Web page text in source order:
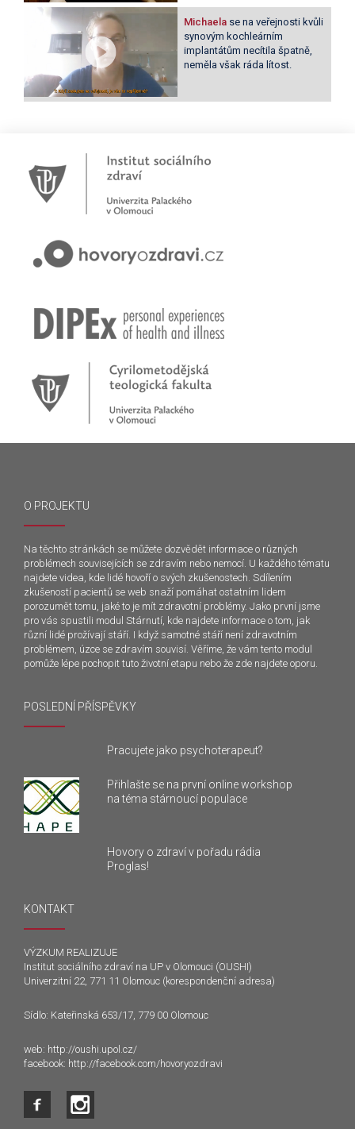
Michaelase na veřejnosti kvůli
synovým kochleárním
implantátům necítila špatně,
neměla však ráda lítost.
O PROJEKTU
Na těchto stránkách se můžete dozvědět informace o různých
problémech souvisejících se zdravím nebo nemocí. U každého tématu
najdete videa, kde lidé hovoří o svých zkušenostech. Sdílením
zkušeností pacientů se web snaží pomáhat ostatním lidem
porozumět tomu, jaké to je mít zdravotní problémy. Jako první jsme
pro vás spustili modul Stárnutí, kde najdete informace o tom, jak
různí lidé prožívají stáří. I když samotné stáří není zdravotním
problémem, úzce se zdravím souvisí. Věříme, že vám tento modul
pomůže lépe pochopit tuto životní etapu nebo že zde najdete oporu.
POSLEDNÍ PŘÍSPĚVKY
Pracujete jako psychoterapeut?
Přihlašte se na první online workshop
na téma stárnoucí populace
Hovory o zdraví v pořadu rádia
Proglas!
KONTAKT
VÝZKUM REALIZUJE
Institut sociálního zdraví na UP v Olomouci (OUSHI)
Univerzitní 22, 771 11 Olomouc (korespondenční adresa)
Sídlo: Kateřinská 653/17, 779 00 Olomouc
web: http://oushi.upol.cz/
facebook: http://facebook.com/hovoryozdravi